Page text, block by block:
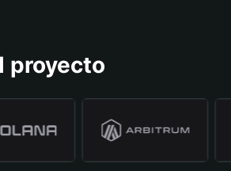
proyecto